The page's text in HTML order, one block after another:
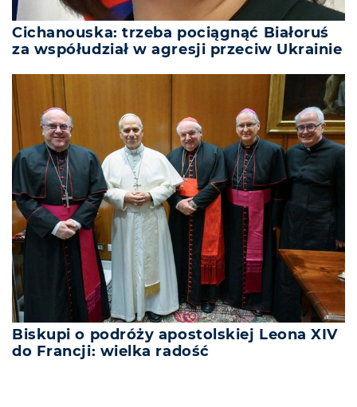
Cichanouska: trzeba pociągnąć Białoruś
za współudział w agresji przeciw Ukrainie
Biskupi o podróży apostolskiej Leona XIV
do Francji: wielka radość